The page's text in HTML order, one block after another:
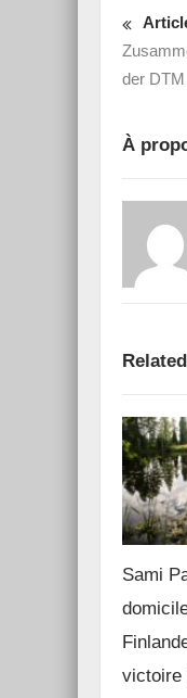
der
À
Sami
victoire